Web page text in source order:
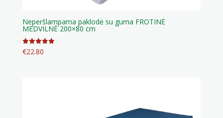
Neperšlampama paklodė su guma FROTINĖ
MEDVILNĖ 200×80 cm
Įvertinimas:
5.00
€22.80